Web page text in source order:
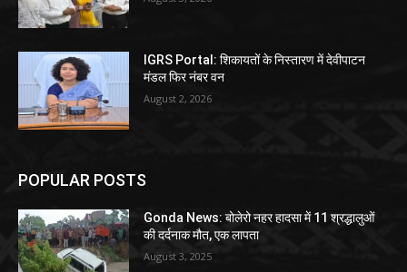
IGRS Portal: शिकायतों के निस्तारण में देवीपाटन
मंडल फिर नंबर वन
August 2, 2026
POPULAR POSTS
Gonda News: बोलेरो नहर हादसा में 11 श्रद्धालुओं
की दर्दनाक मौत, एक लापता
August 3, 2025